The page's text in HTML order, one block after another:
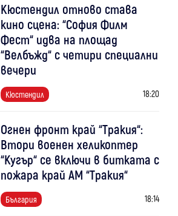
Кюстендил отново става
кино сцена: “София Филм
Фест“ идва на площад
“Велбъжд“ с четири специални
вечери
Кюстендил 18:20
Огнен фронт край “Тракия“:
Втори военен хеликоптер
“Кугър“ се включи в битката с
пожара край АМ “Тракия“
България 18:14